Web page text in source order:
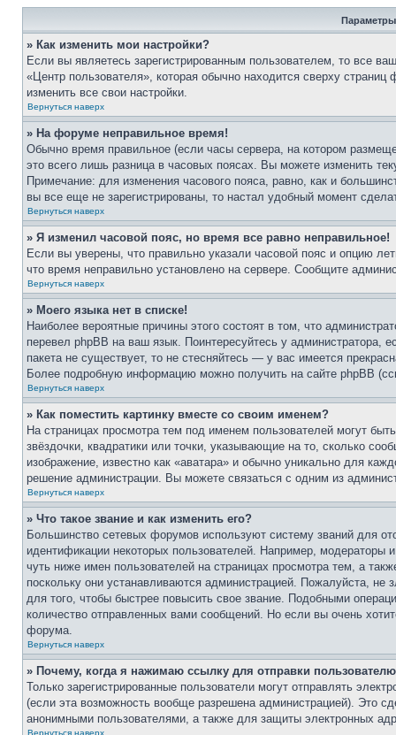
Параметры
» Как изменить мои настройки?
Если вы являетесь зарегистрированным пользователем, то все
«Центр пользователя», которая обычно находится сверху
изменить все свои настройки.
Вернуться наверх
» На форуме неправильное время!
Обычно время правильное (если часы сервера, на котором
это всего лишь разница в часовых поясах. Вы можете изменить
Примечание: для изменения часового пояса, равно, как и
вы все еще не зарегистрированы, то настал удобный момент
Вернуться наверх
» Я изменил часовой пояс, но время все равно неправильное!
Если вы уверены, что правильно указали часовой пояс и опцию
что время неправильно установлено на сервере. Сообщите
Вернуться наверх
» Моего языка нет в списке!
Наиболее вероятные причины этого состоят в том, что
перевел phpBB на ваш язык. Поинтересуйтесь у администратора,
пакета не существует, то не стесняйтесь — у вас имеется
Более подробную информацию можно получить на сайте phpBB
Вернуться наверх
» Как поместить картинку вместе со своим именем?
На страницах просмотра тем под именем пользователей могут
звёздочки, квадратики или точки, указывающие на то, сколько
изображение, известно как «аватара» и обычно уникально для
решение администрации. Вы можете связаться с одним из
Вернуться наверх
» Что такое звание и как изменить его?
Большинство сетевых форумов используют систему званий для
идентификации некоторых пользователей. Например,
чуть ниже имен пользователей на страницах просмотра тем, а
поскольку они устанавливаются администрацией. Пожалуйста,
для того, чтобы быстрее повысить свое звание. Подобными
количество отправленных вами сообщений. Но если вы очень
форума.
Вернуться наверх
» Почему, когда я нажимаю ссылку для отправки
Только зарегистрированные пользователи могут отправлять
(если эта возможность вообще разрешена администрацией). Это
анонимными пользователями, а также для защиты электронных
Вернуться наверх